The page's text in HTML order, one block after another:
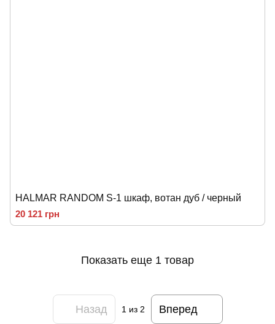
HALMAR RANDOM S-1 шкаф, вотан дуб / черный
20 121 грн
Показать еще 1 товар
Назад 1 из 2 Вперед